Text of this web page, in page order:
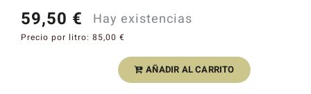
59,50 € Hay existencias
Precio por litro: 85,00 €
AÑADIR AL CARRITO